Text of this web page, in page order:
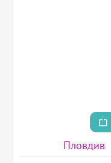
Пловдив